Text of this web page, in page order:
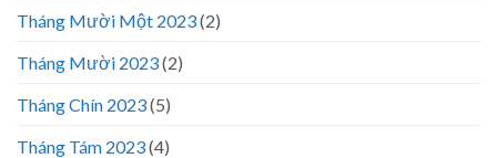
Tháng Mười Một 2023(2)
Tháng Mười 2023(2)
Tháng Chín 2023(5)
Tháng Tám 2023(4)